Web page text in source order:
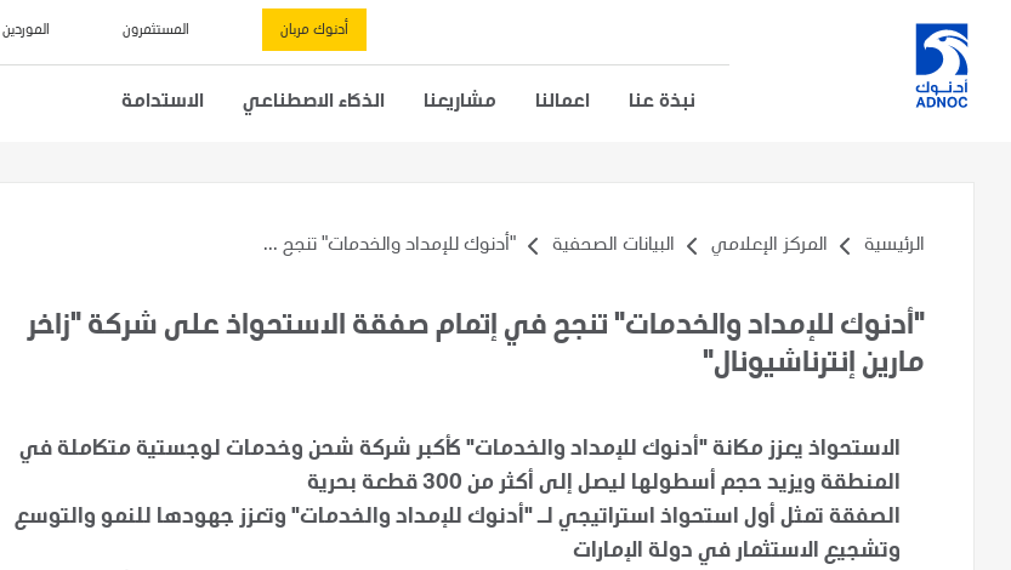
أدنوك مربان المستثمرون الموردين
نبذة عنا اعمالنا مشاريعنا الذكاء الاصطناعي الاستدامة
الرئيسية المركز الإعلامي البيانات الصحفية "أدنوك للإمداد والخدمات" تنجح ...
"أدنوك للإمداد والخدمات" تنجح في إتمام صفقة الاستحواذ على شركة "زاخر
مارين إنترناشيونال"
الاستحواذ يعزز مكانة "أدنوك للإمداد والخدمات" كأكبر شركة شحن وخدمات لوجستية متكاملة في
المنطقة ويزيد حجم أسطولها ليصل إلى أكثر من 300 قطعة بحرية
الصفقة تمثل أول استحواذ استراتيجي لـ "أدنوك للإمداد والخدمات" وتعزز جهودها للنمو والتوسع
وتشجيع الاستثمار في دولة الإمارات